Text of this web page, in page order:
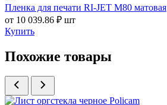
Пленка для печати RI-JET M80 матовая
от 10 039.86 ₽ шт
Купить
Похожие товары